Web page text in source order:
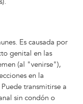
Es causada por
genital en las
(al "venirse"),
en la
transmitirse a
sin condón o